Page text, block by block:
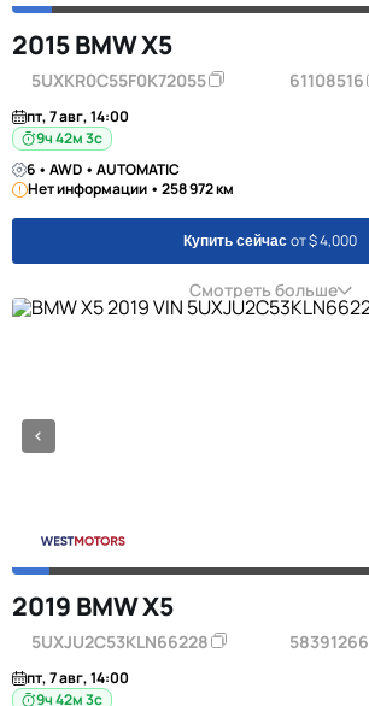
2015 BMW X5
5UXKR0C55F0K72055 61108516
пт, 7 авг, 14:00
9ч 42м 2с
6 • AWD • AUTOMATIC
Нет информации • 258 972 км
Купить сейчас от $ 4,000
Смотреть больше
2019 BMW X5
5UXJU2C53KLN66228 58391266
пт, 7 авг, 14:00
9ч 42м 2с